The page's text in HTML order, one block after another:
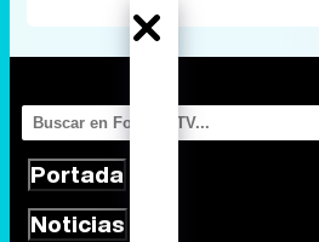
Portada
Noticias